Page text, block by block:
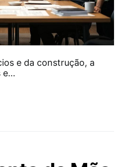
e da construção, a
e…